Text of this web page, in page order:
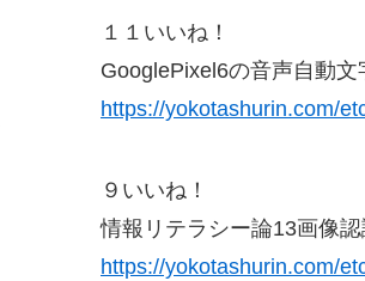
１１いいね！
GooglePixel6の音声自動
https://yokotashurin.com/
９いいね！
情報リテラシー論13画像
https://yokotashurin.com/